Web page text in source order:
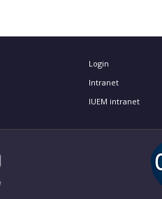
Login
Intranet
IUEM intranet